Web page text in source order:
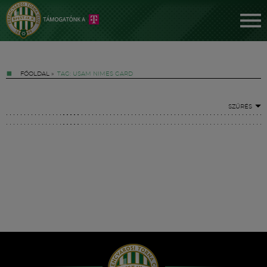
FŐOLDAL » TAG: USAM NIMES GARD
SZŰRÉS
Hírek